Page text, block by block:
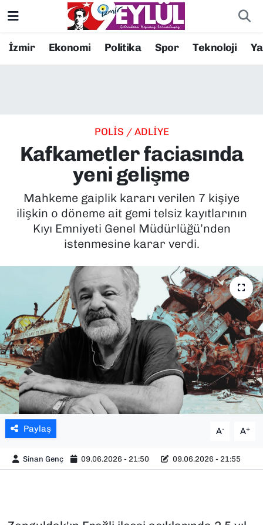
İzmir Ekonomi Politika Spor Teknoloji
POLİS / ADLİYE
Kafkametler faciasında
yeni gelişme
Mahkeme gaiplik kararı verilen 7 kişiye
ilişkin o döneme ait gemi telsiz kayıtlarının
Kıyı Emniyeti Genel Müdürlüğü’nden
istenmesine karar verdi.
Paylaş A- A+
Sinan Genç 09.06.2026 - 21:50 09.06.2026 - 21:55
Resmi İlanlar
EKONOMİ
KÜLTÜR SANAT
MAGAZİN
SAĞLIK
SPOR
TEKNOLOJİ
YAŞAM
YEREL YÖNETİMLER
Konak Nöbetçi Eczaneler
Süper Lig Puan Durumu ve Fikstür
Tüm Manşetler
Son Dakika Haberleri
Haber Arşivi